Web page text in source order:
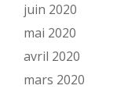
juin 2020
mai 2020
avril 2020
mars 2020